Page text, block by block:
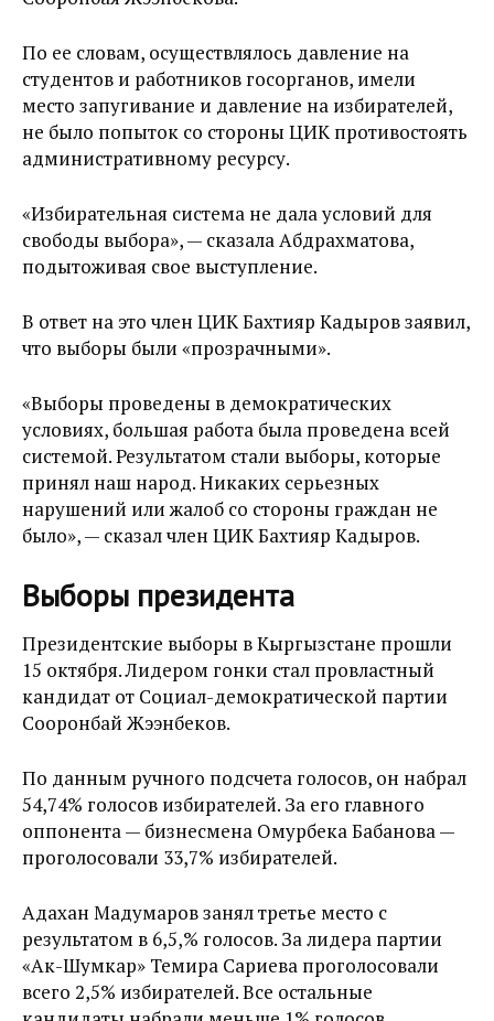
По ее словам, осуществлялось давление на
студентов и работников госорганов, имели
место запугивание и давление на избирателей,
не было попыток со стороны ЦИК противостоять
административному ресурсу.
«Избирательная система не дала условий для
свободы выбора», — сказала Абдрахматова,
подытоживая свое выступление.
В ответ на это член ЦИК Бахтияр Кадыров заявил,
что выборы были «прозрачными».
«Выборы проведены в демократических
условиях, большая работа была проведена всей
системой. Результатом стали выборы, которые
принял наш народ. Никаких серьезных
нарушений или жалоб со стороны граждан не
было», — сказал член ЦИК Бахтияр Кадыров.
Выборы президента
Президентские выборы в Кыргызстане прошли
15 октября. Лидером гонки стал провластный
кандидат от Социал-демократической партии
Сооронбай Жээнбеков.
По данным ручного подсчета голосов, он набрал
54,74% голосов избирателей. За его главного
оппонента — бизнесмена Омурбека Бабанова —
проголосовали 33,7% избирателей.
Адахан Мадумаров занял третье место с
результатом в 6,5,% голосов. За лидера партии
«Ак-Шумкар» Темира Сариева проголосовали
всего 2,5% избирателей. Все остальные